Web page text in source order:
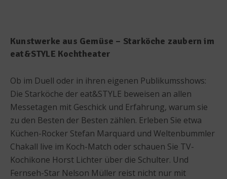
Kunstwerke aus Gemüse – Starköche zaubern im
eat&STYLE Kochtheater
Ob im Duell oder in ihren eigenen Publikumsshows:
Die Starköche der eat&STYLE beweisen an allen
Messetagen mit Geschick und Erfahrung, warum sie
zu den Besten der Besten zählen. Erleben Sie etwa
Küchen-Rocker Stefan Marquard und Weltenbummler
Chakall live im Koch-Match oder schauen Sie TV-
Kochikone Horst Lichter über die Schulter. Und
Fernseh-Star Nelson Müller reist nicht nur mit